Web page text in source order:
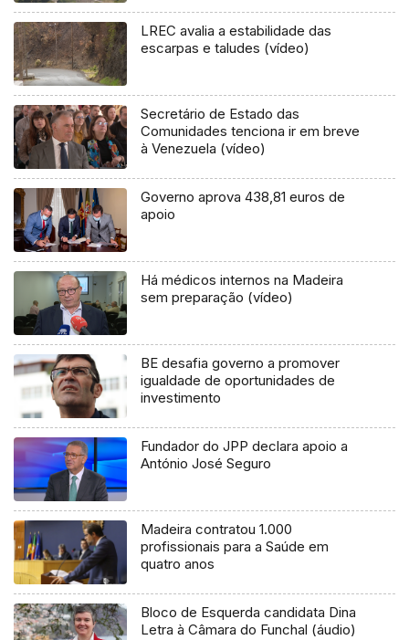
LREC avalia a estabilidade das
escarpas e taludes (vídeo)
Secretário de Estado das
Comunidades tenciona ir em breve
à Venezuela (vídeo)
Governo aprova 438,81 euros de
apoio
Há médicos internos na Madeira
sem preparação (vídeo)
BE desafia governo a promover
igualdade de oportunidades de
investimento
Fundador do JPP declara apoio a
António José Seguro
Madeira contratou 1.000
profissionais para a Saúde em
quatro anos
Bloco de Esquerda candidata Dina
Letra à Câmara do Funchal (áudio)